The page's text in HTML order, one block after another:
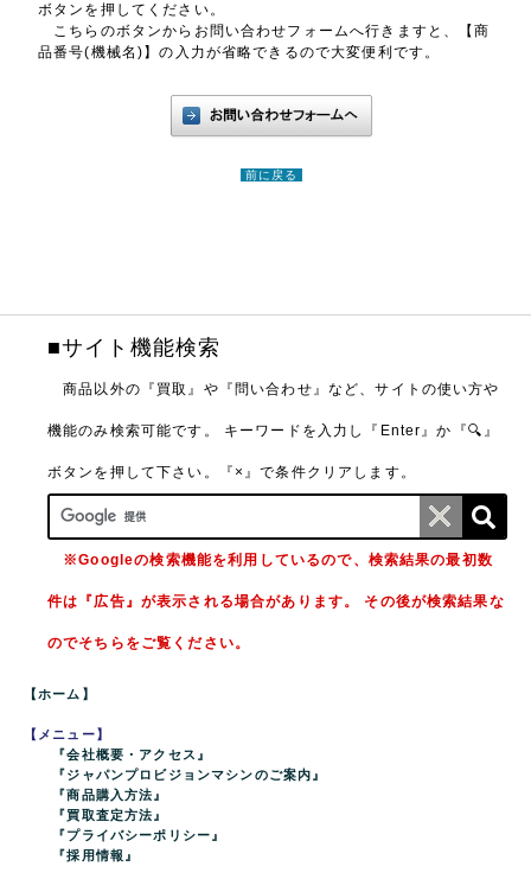
ボタンを押してください。
こちらのボタンからお問い合わせフォームへ行きますと、【商
品番号(機械名)】の入力が省略できるので大変便利です。
前に戻る
■サイト機能検索
商品以外の『買取』や『問い合わせ』など、サイトの使い方や
機能のみ検索可能です。 キーワードを入力し『Enter』か『🔍』
ボタンを押して下さい。『×』で条件クリアします。
※Googleの検索機能を利用しているので、検索結果の最初数
件は『広告』が表示される場合があります。 その後が検索結果な
のでそちらをご覧ください。
【ホーム】
【メニュー】
『会社概要・アクセス』
『ジャパンプロビジョンマシンのご案内』
『商品購入方法』
『買取査定方法』
『プライバシーポリシー』
『採用情報』